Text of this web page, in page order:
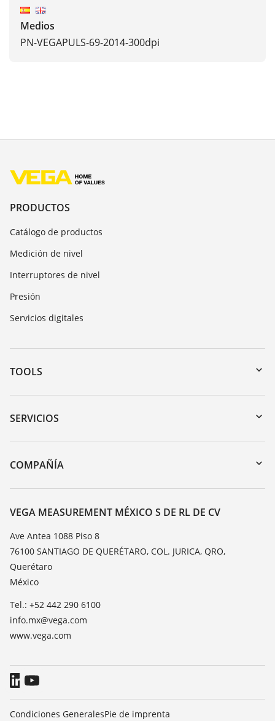
Medios
PN-VEGAPULS-69-2014-300dpi
PRODUCTOS
Catálogo de productos
Medición de nivel
Interruptores de nivel
Presión
Servicios digitales
TOOLS
Zona de descarga
Búsqueda por número de serie
DTM Collection/PACTware
SERVICIOS
Devolución de instrumentos
Cursos de formacion
Lista de resistencias
TeamViewer
COMPAÑÍA
Acerca de VEGA
Contacto
Notícias
Prensa
Blog
VEGA MEASUREMENT MÉXICO S DE RL DE CV
Ave Antea 1088 Piso 8
76100 SANTIAGO DE QUERÉTARO, COL. JURICA, QRO,
Querétaro
México
Tel.: +52 442 290 6100
info.mx@vega.com
www.vega.com
Condiciones GeneralesPie de imprenta